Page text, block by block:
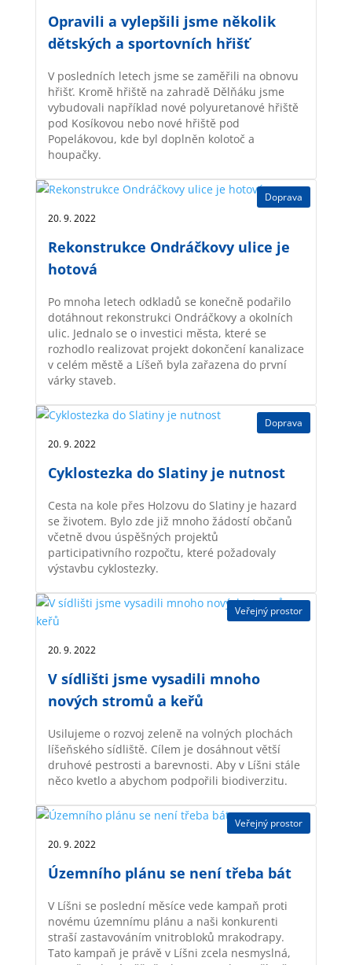
Opravili a vylepšili jsme několik
dětských a sportovních hřišť
V posledních letech jsme se zaměřili na obnovu
hřišť. Kromě hřiště na zahradě Dělňáku jsme
vybudovali například nové polyuretanové hřiště
pod Kosíkovou nebo nové hřiště pod
Popelákovou, kde byl doplněn kolotoč a
houpačky.
Rekonstrukce Ondráčkovy ulice je
hotová
20. 9. 2022 |
Doprava
Po mnoha letech odkladů se konečně podařilo
dotáhnout rekonstrukci Ondráčkovy a okolních
ulic. Jednalo se o investici města, které se
rozhodlo realizovat projekt dokončení kanalizace
v celém městě a Líšeň byla zařazena do první
várky staveb.
Cyklostezka do Slatiny je nutnost
20. 9. 2022 |
Doprava
Cesta na kole přes Holzovu do Slatiny je hazard
se životem. Bylo zde již mnoho žádostí občanů
včetně dvou úspěšných projektů
participativního rozpočtu, které požadovaly
výstavbu cyklostezky.
V sídlišti jsme vysadili mnoho
nových stromů a keřů
20. 9. 2022 |
Veřejný prostor
Usilujeme o rozvoj zeleně na volných plochách
líšeňského sídliště. Cílem je dosáhnout větší
druhové pestrosti a barevnosti. Aby v Líšni stále
něco kvetlo a abychom podpořili biodiverzitu.
Územního plánu se není třeba bát
20. 9. 2022 |
Veřejný prostor
V Líšni se poslední měsíce vede kampaň proti
novému územnímu plánu a naši konkurenti
straší zastavováním vnitrobloků mrakodrapy.
Tato kampaň je právě v Líšni zcela nesmyslná,